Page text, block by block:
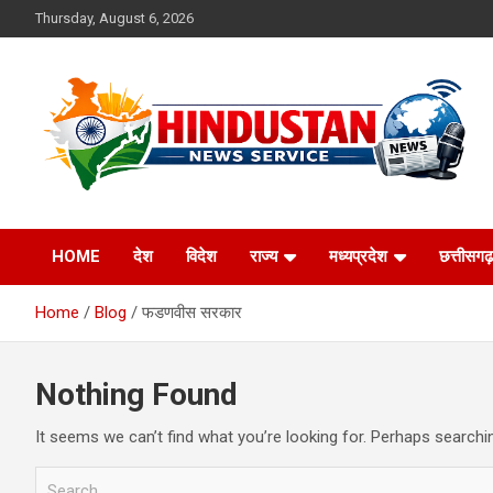
to
Thursday, August 6, 2026
Hindustan News
Service
HOME देश विदेश राज्य मध्यप्रदेश छत्तीसगढ़
Home Blog फडणवीस सरकार
Nothing Found
It seems we can’t find what you’re looking for. Perhaps